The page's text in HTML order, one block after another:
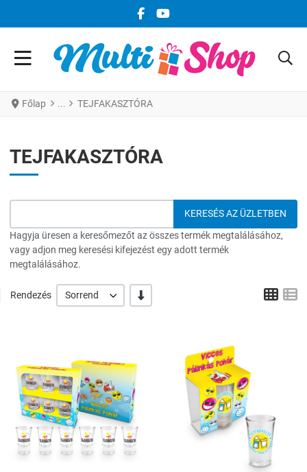
FACEBOOK KÖZÖSSÉGI LINK
YOUTUBE KÖZÖSSÉGI LINK
Főlap TEJFAKASZTÓRA
TEJFAKASZTÓRA
Hagyja üresen a keresőmezőt az összes termék megtalálásához,
vagy adjon meg keresési kifejezést egy adott termék
megtalálásához.
Rendezés Sorrend -/+ Grid
Hozzáadás a kívánságlistához
Összehasonlítás
Gyors nézet